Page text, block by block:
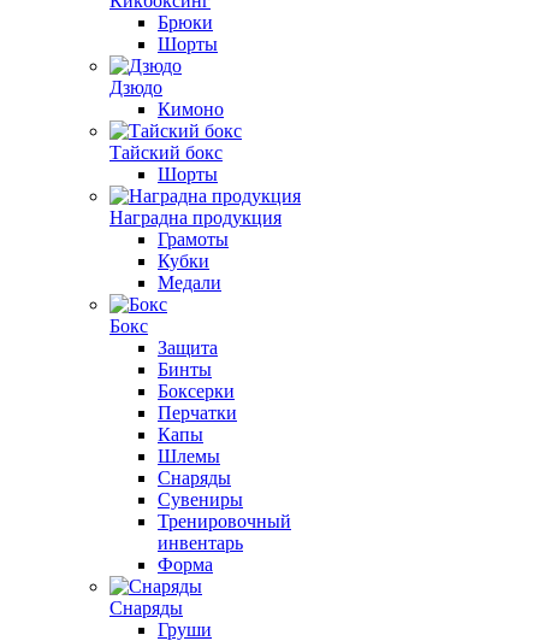
Брюки
Шорты
Дзюдо
Кимоно
Тайский бокс
Шорты
Наградна продукция
Грамоты
Кубки
Медали
Бокс
Защита
Бинты
Боксерки
Перчатки
Капы
Шлемы
Снаряды
Сувениры
Тренировочный
инвентарь
Форма
Снаряды
Груши